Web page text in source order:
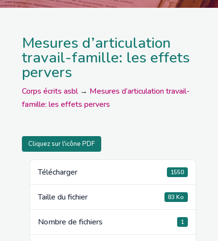
Mesures d’articulation
travail-famille: les effets
pervers
Corps écrits asbl→ Mesures d’articulation travail-
famille: les effets pervers
Cliquez sur l'icône PDF
Télécharger 1550
Taille du fichier 83 Ko
Nombre de fichiers 1